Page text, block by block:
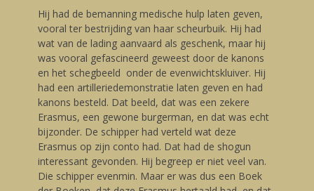
Hij had de bemanning medische hulp laten geven,
vooral ter bestrijding van haar scheurbuik. Hij had
wat van de lading aanvaard als geschenk, maar hij
was vooral gefascineerd geweest door de kanons
en het schegbeeld onder de evenwichtskluiver. Hij
had een artilleriedemonstratie laten geven en had
kanons besteld. Dat beeld, dat was een zekere
Erasmus, een gewone burgerman, en dat was echt
bijzonder. De schipper had verteld wat deze
Erasmus op zijn conto had. Dat had de shogun
interessant gevonden. Hij begreep er niet veel van.
Die schipper evenmin. Maar er was dus een Boek